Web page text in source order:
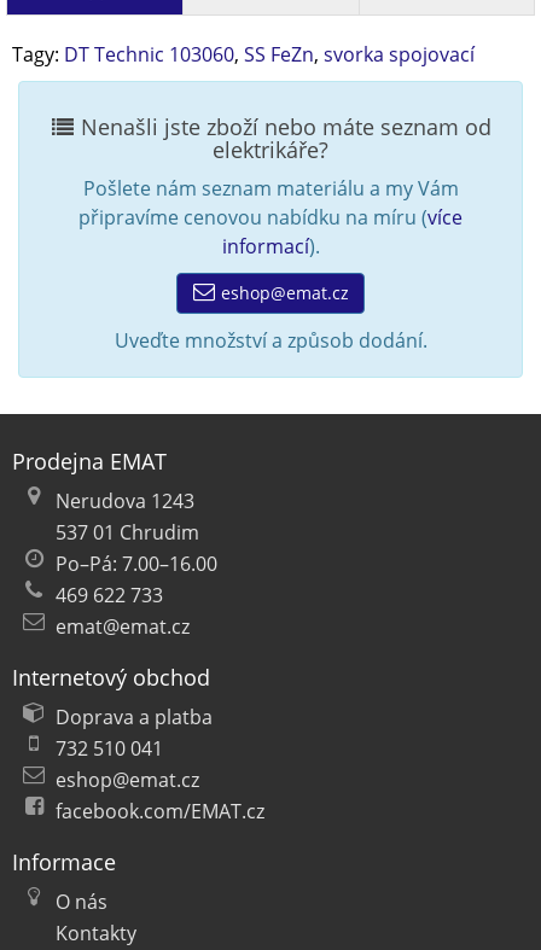
Tagy: DT Technic 103060, SS FeZn, svorka spojovací
Nenašli jste zboží nebo máte seznam od
elektrikáře?
Pošlete nám seznam materiálu a my Vám
připravíme cenovou nabídku na míru (více
informací).
eshop@emat.cz
Uveďte množství a způsob dodání.
Prodejna EMAT
Nerudova 1243
537 01 Chrudim
Po–Pá: 7.00–16.00
469 622 733
emat@emat.cz
Internetový obchod
Doprava a platba
732 510 041
eshop@emat.cz
facebook.com/EMAT.cz
Informace
O nás
Kontakty